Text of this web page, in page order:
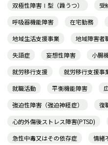
双極性障害Ⅰ型（躁うつ）
受
呼吸器機能障害
在宅勤務
地域生活支援事業
地域障害者
失語症
妄想性障害 小腸
就労移行支援
就労移行支援事
就職活動
平衡機能障害
強迫性障害（強迫神経症）
復
心的外傷後ストレス障害(PTSD)
急性中毒又はその依存症
情緒